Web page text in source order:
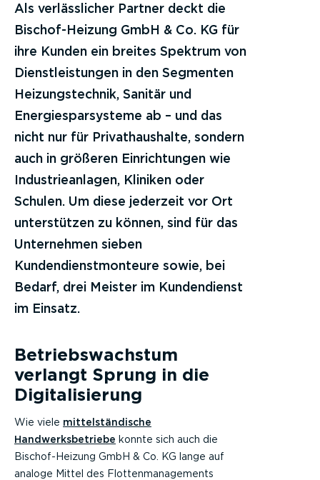
Als verlässlicher Partner deckt die
Bischof-Heizung GmbH & Co. KG für
ihre Kunden ein breites Spektrum von
Dienstleistungen in den Segmenten
Heizungstechnik, Sanitär und
Energiesparsysteme ab – und das
nicht nur für Privathaushalte, sondern
auch in größeren Einrichtungen wie
Industrieanlagen, Kliniken oder
Schulen. Um diese jederzeit vor Ort
unterstützen zu können, sind für das
Unternehmen sieben
Kundendienstmonteure sowie, bei
Bedarf, drei Meister im Kundendienst
im Einsatz.
Betriebswachstum
verlangt Sprung in die
Digitalisierung
Wie viele mittelständische
Handwerksbetriebe konnte sich auch die
Bischof-Heizung GmbH & Co. KG lange auf
analoge Mittel des Flottenmanagements